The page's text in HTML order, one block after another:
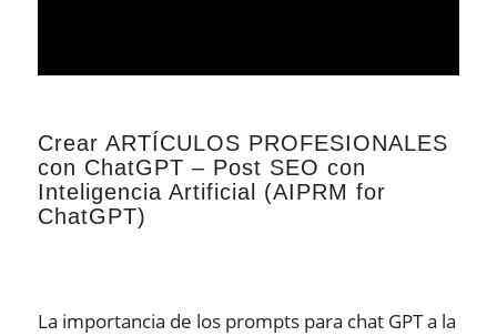
Crear ARTÍCULOS PROFESIONALES
con ChatGPT – Post SEO con
Inteligencia Artificial (AIPRM for
ChatGPT)
La importancia de los prompts para chat GPT a la